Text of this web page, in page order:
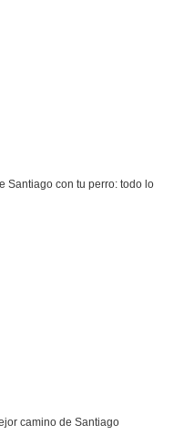
Santiago con tu perro: todo lo
camino de Santiago